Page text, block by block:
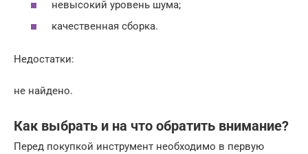
невысокий уровень шума;
качественная сборка.
Недостатки:
не найдено.
Как выбрать и на что обратить внимание?
Перед покупкой инструмент необходимо в первую